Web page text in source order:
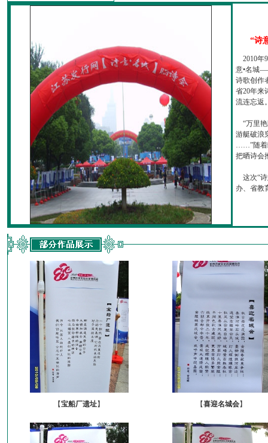
“诗
2010年
意•名城
诗歌创作
省20年来
流连忘返
“万里艳
游艇破浪
……”随着
把晒诗会
这次“诗
办、省教
【宝船厂遗址】 【喜迎名城会】